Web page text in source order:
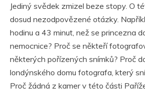
Jediný svědek zmizel beze stopy. O
dosud nezodpovězené otázky.
hodinu a 43 minut, než se princezna
nemocnice? Proč se někteří
některých pořízených snímků? Proč
londýnského domu fotografa, který
Proč žádná z kamer v této části